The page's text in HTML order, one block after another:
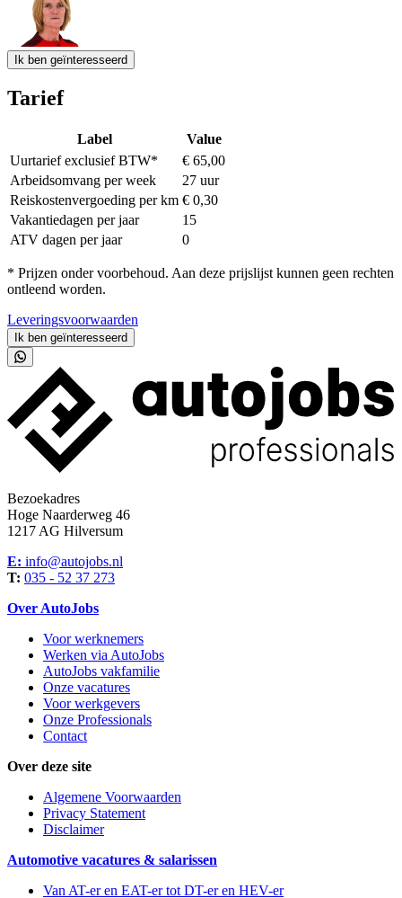
Ik ben geïnteresseerd
Tarief
Label
Value
Uurtarief exclusief BTW*
€ 65,00
Arbeidsomvang per week
27 uur
Reiskostenvergoeding per km € 0,30
Vakantiedagen per jaar
15
ATV dagen per jaar
0
* Prijzen onder voorbehoud. Aan deze prijslijst kunnen geen rechten
ontleend worden.
Leveringsvoorwaarden
Ik ben geïnteresseerd
Bezoekadres
Hoge Naarderweg 46
1217 AG Hilversum
E: info@autojobs.nl
T: 035 - 52 37 273
Over AutoJobs
Voor werknemers
Werken via AutoJobs
AutoJobs vakfamilie
Onze vacatures
Voor werkgevers
Onze Professionals
Contact
Over deze site
Algemene Voorwaarden
Privacy Statement
Disclaimer
Automotive vacatures & salarissen
Van AT-er en EAT-er tot DT-er en HEV-er